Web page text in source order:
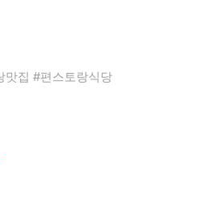
맛집 #편스토랑식당